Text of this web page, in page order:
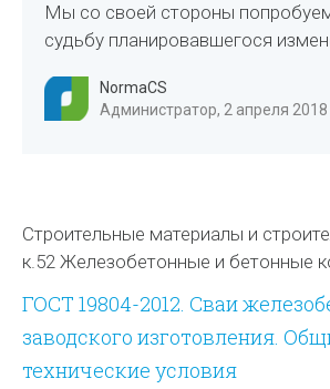
Мы со своей стороны
судьбу планировавшегося
NormaCS
Администратор, 2 апреля 2018
Строительные материалы и
к.52 Железобетонные и бетонные
ГОСТ 19804-2012. Сваи
заводского изготовления.
технические условия